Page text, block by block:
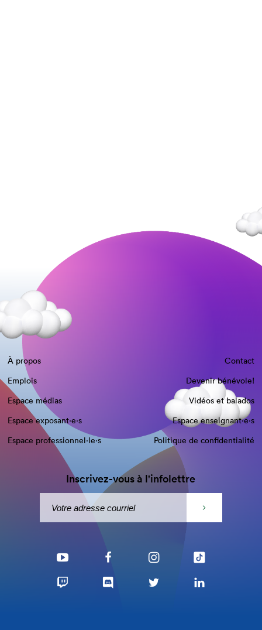
À propos
Contact
Emplois
Devenir bénévole!
Espace médias
Vidéos et balados
Espace exposant·e⋅s
Espace enseignant·e⋅s
Espace professionnel·le⋅s
Politique de confidentialité
Inscrivez-vous à l'infolettre